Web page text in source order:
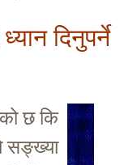
दिनुपर्ने
छ कि
सङ्ख्या